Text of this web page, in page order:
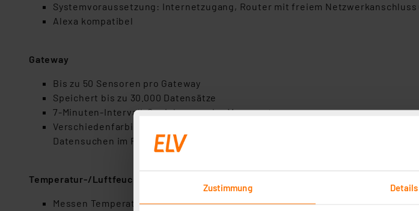
Zustimmung Details
Systemvoraussetzung: Internetzugang, Router mit freiem
Alexa kompatibel
Gateway
Bis zu 50 Sensoren pro Gateway
Speichert bis zu 30.000 Datensätze
7-Minuten-Intervall-Speicherung der Messwerte
Verschiedenfarbige LED-Betriebs- und Kontrollanzeigen: Router-Kontakt,
Datensuchen im Flash-Speicher, Einschalten u. a.
Temperatur-/Luftfeuchtigkeitssensoren
Messen Temperatur von -39,9 bis +59,9 °C und Luftfeuchte von 20 bis 99 %